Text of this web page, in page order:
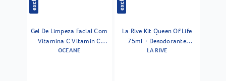
Gel De Limpeza Facial Com
Vitamina C Vitamin C
Cleanser 100ml
OCEANE
La Rive Kit Queen Of Life
75ml + Desodorante
150ml
LA RIVE